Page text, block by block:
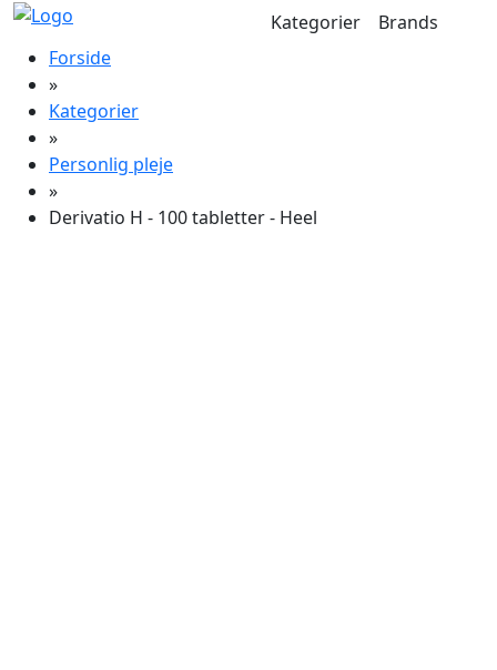
Kategorier
Brands
Forside
»
Kategorier
»
Personlig pleje
»
Derivatio H - 100 tabletter - Heel